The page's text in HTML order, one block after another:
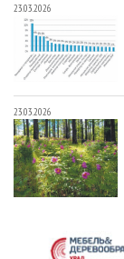
23.03.2026
23.03.2026